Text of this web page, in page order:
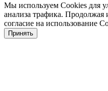
Мы используем Cookies для
анализа трафика. Продолжая
согласие на использование
Принять